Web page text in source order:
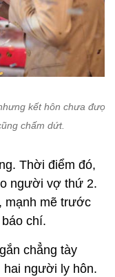
kết hôn chưa được
chấm dứt.
Thời điểm đó,
người vợ thứ 2.
mạnh mẽ trước
chí.
chẳng tày
người ly hôn.